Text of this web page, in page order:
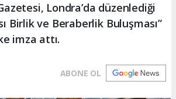
Londra’da düzenlediği
Birlik ve Beraberlik Buluşması”
imza attı.
ABONE OL